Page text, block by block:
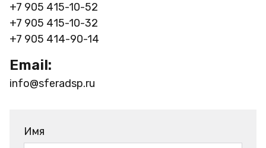
+7 905 415-10-52
+7 905 415-10-32
+7 905 414-90-14
Email:
info@sferadsp.ru
Имя